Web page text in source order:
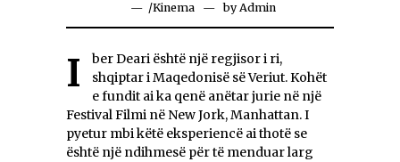
/Kinema byAdmin
Iber Deari është një regjisor i ri,
shqiptar i Maqedonisë së Veriut. Kohët
e fundit ai ka qenë anëtar jurie në një
Festival Filmi në New Jork, Manhattan. I
pyetur mbi këtë eksperiencë ai thotë se
është një ndihmesë për të menduar larg